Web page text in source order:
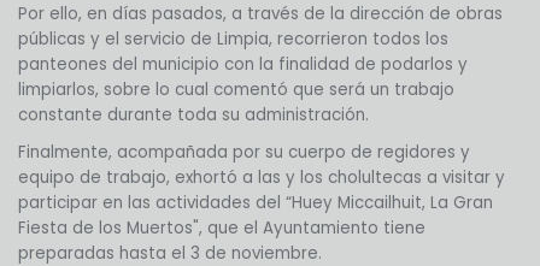
Por ello, en días pasados, a través de la dirección de obras
públicas y el servicio de Limpia, recorrieron todos los
panteones del municipio con la finalidad de podarlos y
limpiarlos, sobre lo cual comentó que será un trabajo
constante durante toda su administración.
Finalmente, acompañada por su cuerpo de regidores y
equipo de trabajo, exhortó a las y los cholultecas a visitar y
participar en las actividades del “Huey Miccailhuit, La Gran
Fiesta de los Muertos", que el Ayuntamiento tiene
preparadas hasta el 3 de noviembre.